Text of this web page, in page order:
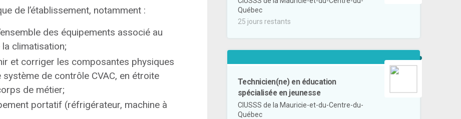
de l’établissement, notamment :
des équipements associé au
climatisation;
et corriger les composantes physiques
de contrôle CVAC, en étroite
de métier;
portatif (réfrigérateur, machine à
Québec
25 jours restants
Technicien(ne) en éducation
spécialisée en jeunesse
CIUSSS de la Mauricie-et-du-Centre-du-
Québec